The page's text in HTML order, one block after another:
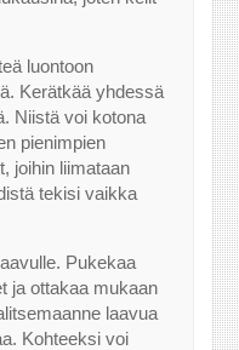
luontoon
Kerätkää yhdessä
Niistä voi kotona
pienimpien
joihin liimataan
tekisi vaikka
Pukekaa
ja ottakaa mukaan
laavua
Kohteeksi voi